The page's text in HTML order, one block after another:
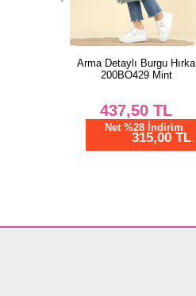
Baklava Desen Merserize
Hırka 3290UZ662 Çağla
1.462,52TL
Net %76 İndirim
351,01 TL